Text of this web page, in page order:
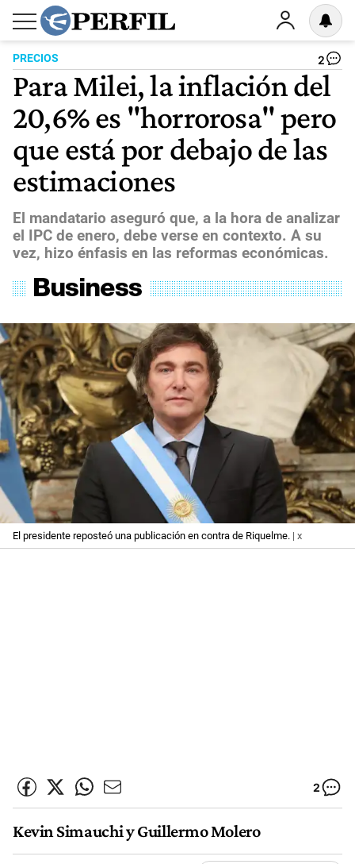
PRECIOS 2
Para Milei, la inflación del
20,6% es "horrorosa" pero
que está por debajo de las
estimaciones
El mandatario aseguró que, a la hora de analizar
el IPC de enero, debe verse en contexto. A su
vez, hizo énfasis en las reformas económicas.
El presidente reposteó una publicación en contra de Riquelme. | x
2
Kevin Simauchi y Guillermo Molero